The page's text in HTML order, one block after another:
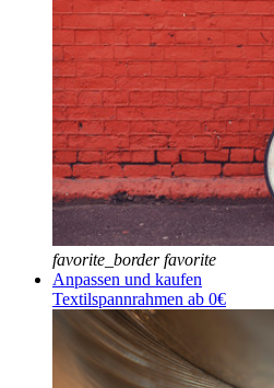
favorite_border favorite
Anpassen und kaufen
Textilspannrahmen ab 0€